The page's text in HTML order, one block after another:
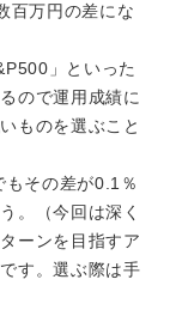
百万円の差にな
」といった
ので運用成績に
ものを選ぶこと
その差が0.1％
。（今回は深く
ーンを目指すア
す。選ぶ際は手